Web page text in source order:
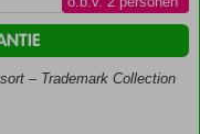
– Trademark Collection